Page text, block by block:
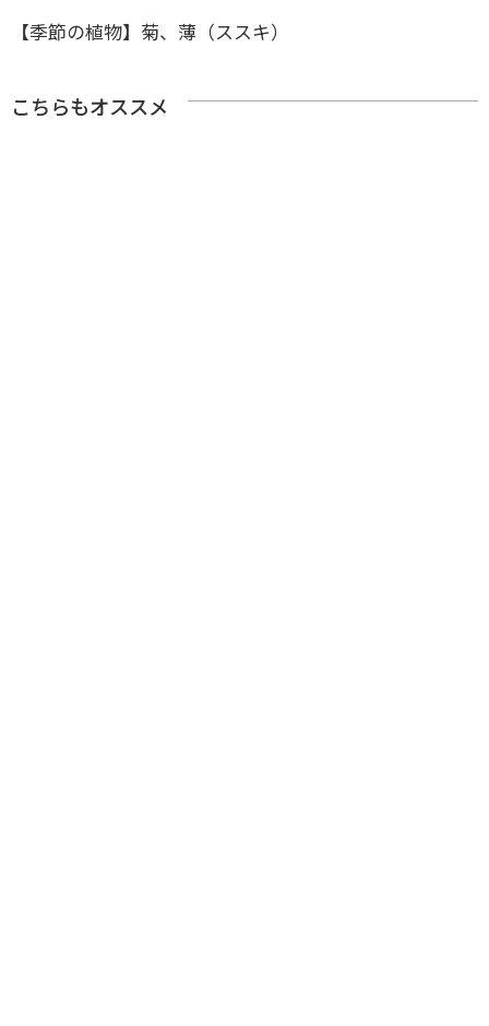
【季節の植物】菊、薄（ススキ）
こちらもオススメ